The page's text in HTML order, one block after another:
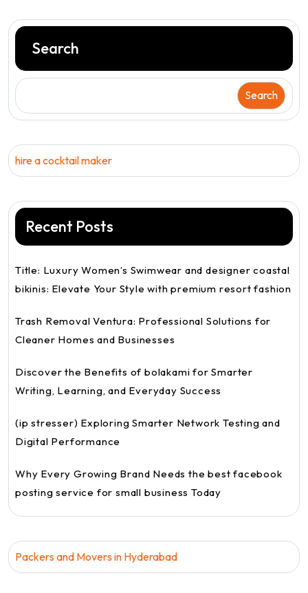
Search
Search
hire a cocktail maker
Recent Posts
Title: Luxury Women’s Swimwear and designer coastal
bikinis: Elevate Your Style with premium resort fashion
Trash Removal Ventura: Professional Solutions for
Cleaner Homes and Businesses
Discover the Benefits of bolakami for Smarter
Writing, Learning, and Everyday Success
(ip stresser) Exploring Smarter Network Testing and
Digital Performance
Why Every Growing Brand Needs the best facebook
posting service for small business Today
Packers and Movers in Hyderabad